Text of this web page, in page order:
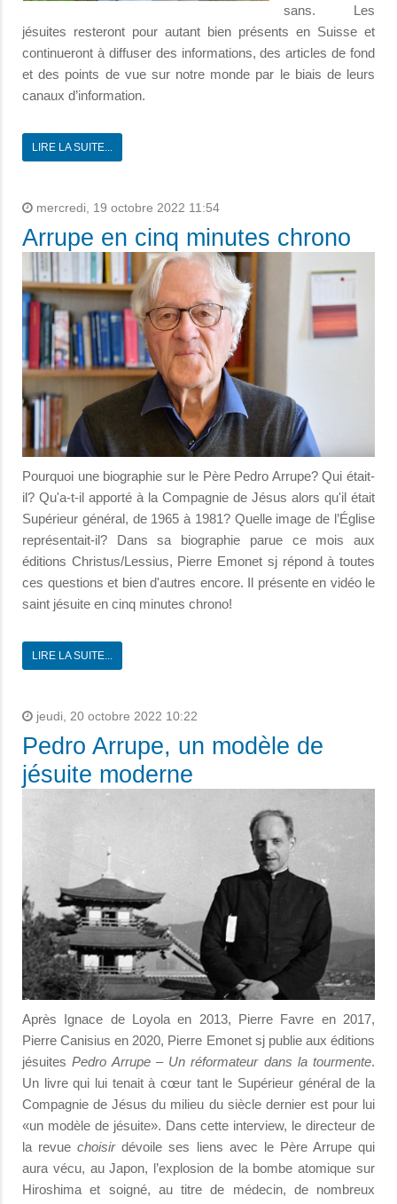
sans. Les
jésuites resteront pour autant bien présents en Suisse et
continueront à diffuser des informations, des articles de fond
et des points de vue sur notre monde par le biais de leurs
canaux d’information.
LIRE LA SUITE...
mercredi, 19 octobre 2022 11:54
Arrupe en cinq minutes chrono
Pourquoi une biographie sur le Père Pedro Arrupe? Qui était-
il? Qu'a-t-il apporté à la Compagnie de Jésus alors qu'il était
Supérieur général, de 1965 à 1981? Quelle image de l’Église
représentait-il? Dans sa biographie parue ce mois aux
éditions Christus/Lessius, Pierre Emonet sj répond à toutes
ces questions et bien d'autres encore. Il présente en vidéo le
saint jésuite en cinq minutes chrono!
LIRE LA SUITE...
jeudi, 20 octobre 2022 10:22
Pedro Arrupe, un modèle de
jésuite moderne
Après Ignace de Loyola en 2013, Pierre Favre en 2017,
Pierre Canisius en 2020, Pierre Emonet sj publie aux éditions
jésuitesPedro Arrupe – Un réformateur dans la tourmente.
Un livre qui lui tenait à cœur tant le Supérieur général de la
Compagnie de Jésus du milieu du siècle dernier est pour lui
«un modèle de jésuite». Dans cette interview, le directeur de
la revuechoisirdévoile ses liens avec le Père Arrupe qui
aura vécu, au Japon, l’explosion de la bombe atomique sur
Hiroshima et soigné, au titre de médecin, de nombreux